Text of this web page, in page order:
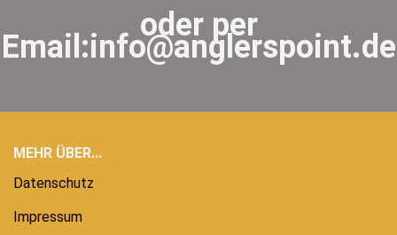
oder per
Email:info@anglerspoint.de
MEHR ÜBER...
Datenschutz
Impressum